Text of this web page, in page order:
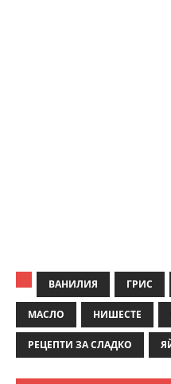
ВАНИЛИЯ ГРИС
МАСЛО НИШЕСТЕ
РЕЦЕПТИ ЗА СЛАДКО